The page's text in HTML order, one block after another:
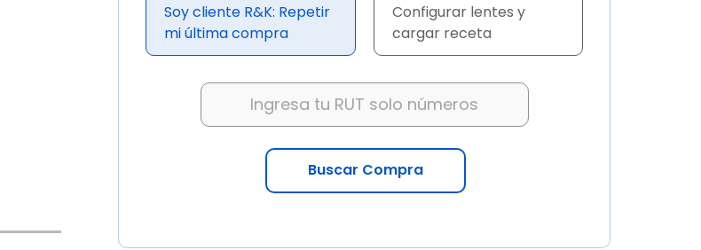
Soy cliente R&K: Repetir
mi última compra
Configurar lentes y
cargar receta
Buscar Compra